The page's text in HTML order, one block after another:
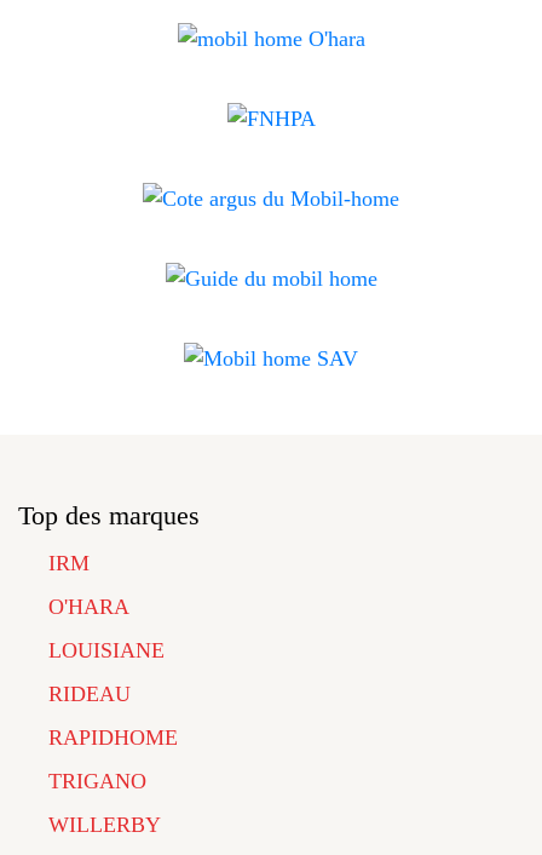
Top des marques
IRM
O'HARA
LOUISIANE
RIDEAU
RAPIDHOME
TRIGANO
WILLERBY